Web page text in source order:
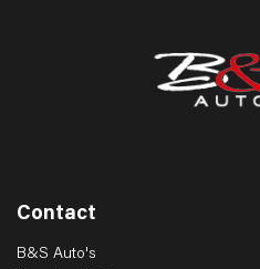
Contact
B&S Auto's